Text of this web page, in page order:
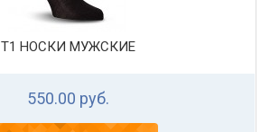
Т1 НОСКИ МУЖСКИЕ
550.00 руб.